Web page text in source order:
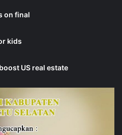
on final
kids
US real estate